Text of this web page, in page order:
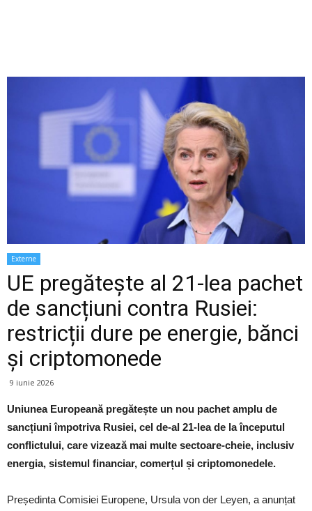
Externe
UE pregătește al 21-lea pachet
de sancțiuni contra Rusiei:
restricții dure pe energie, bănci
și criptomonede
9 iunie 2026
Uniunea Europeană pregătește un nou pachet amplu de
sancțiuni împotriva Rusiei, cel de-al 21-lea de la începutul
conflictului, care vizează mai multe sectoare-cheie, inclusiv
energia, sistemul financiar, comerțul și criptomonedele.
Președinta Comisiei Europene, Ursula von der Leyen, a anunțat